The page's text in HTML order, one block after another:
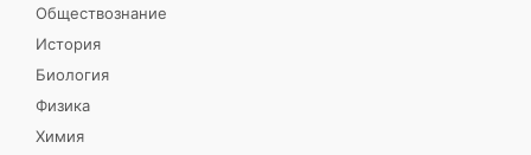
Обществознание
История
Биология
Физика
Химия